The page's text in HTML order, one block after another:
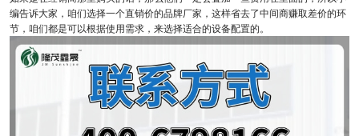
编告诉大家，咱们选择一个直销价的品牌厂家，这样省去了中间商赚取差价的环
节，咱们都是可以根据使用需求，来选择适合的设备配置的。